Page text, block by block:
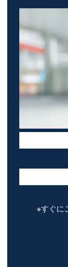
※すぐに